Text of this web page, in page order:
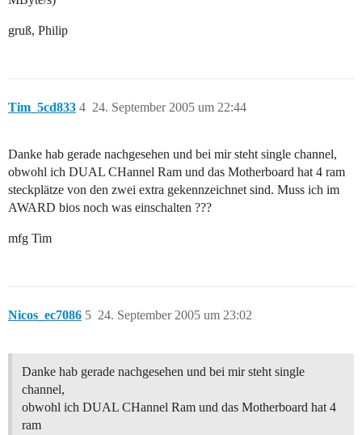
gruß, Philip
Tim_5cd833 24. September 2005 um 22:44
4
Danke hab gerade nachgesehen und bei mir steht single channel,
obwohl ich DUAL CHannel Ram und das Motherboard hat 4 ram
steckplätze von den zwei extra gekennzeichnet sind. Muss ich im
AWARD bios noch was einschalten ???
mfg Tim
Nicos_ec7086 24. September 2005 um 23:02
5
Danke hab gerade nachgesehen und bei mir steht single
channel,
obwohl ich DUAL CHannel Ram und das Motherboard hat 4
ram